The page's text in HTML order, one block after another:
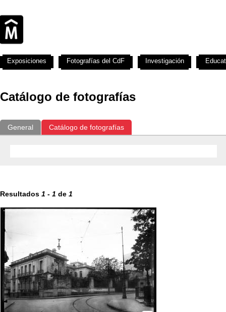
Catálogo de fotografías
General Catálogo de fotografías
Resultados 1 - 1 de 1
Exposiciones Fotografías del CdF Investigación